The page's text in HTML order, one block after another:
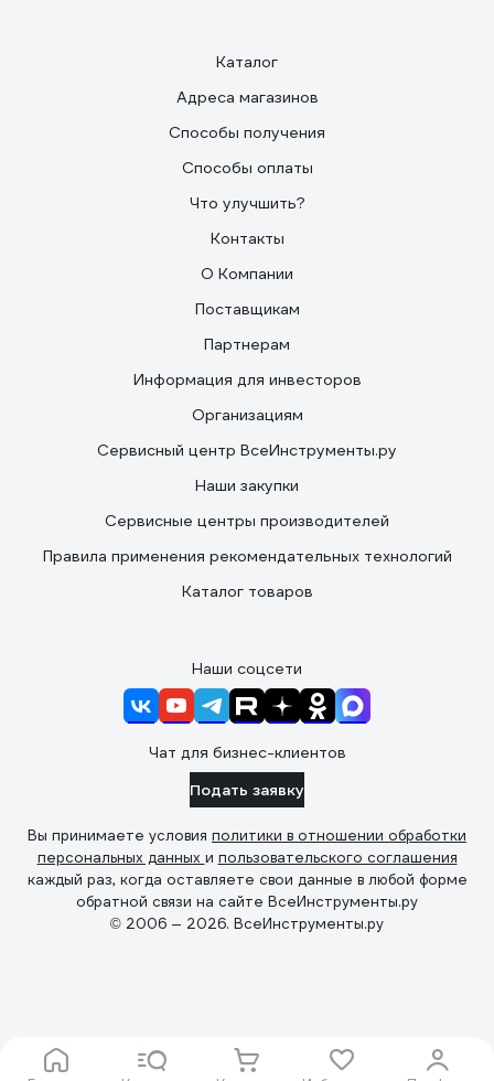
Каталог
Адреса магазинов
Способы получения
Способы оплаты
Что улучшить?
Контакты
О Компании
Поставщикам
Партнерам
Информация для инвесторов
Организациям
Сервисный центр ВсеИнструменты.ру
Наши закупки
Сервисные центры производителей
Правила применения рекомендательных технологий
Каталог товаров
Наши соцсети
Чат для бизнес-клиентов
Подать заявку
Вы принимаете условия политики в отношении обработки
персональных данных и пользовательского соглашения
каждый раз, когда оставляете свои данные в любой форме
обратной связи на сайте ВсеИнструменты.ру
© 2006 — 2026. ВсеИнструменты.ру